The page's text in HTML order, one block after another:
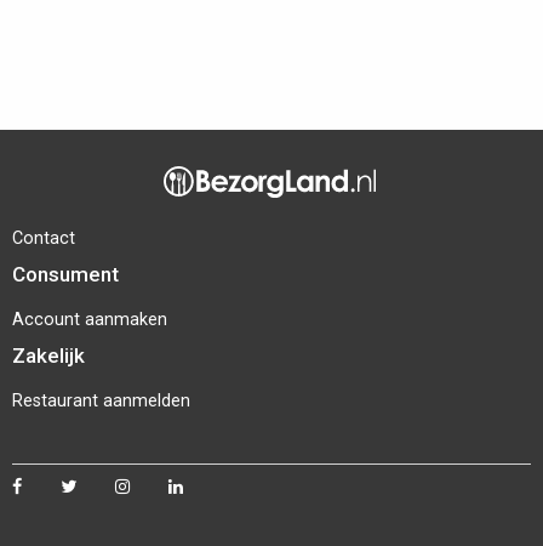
Contact
Consument
Account aanmaken
Zakelijk
Restaurant aanmelden